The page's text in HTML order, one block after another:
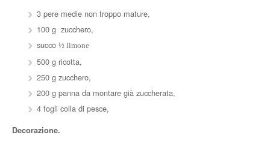
3 pere medie non troppo mature,
100 g zucchero,
succo ½ limone
500 g ricotta,
250 g zucchero,
200 g panna da montare già zuccherata,
4 fogli colla di pesce,
Decorazione.